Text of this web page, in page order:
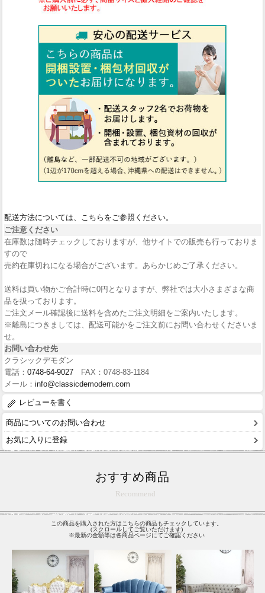
配送方法については、こちらをご参照ください。
ご注意ください
在庫数は随時チェックしておりますが、他サイトでの販売も行っておりま
すので
売約在庫切れになる場合がございます。あらかじめご了承ください。
送料は買い物かご合計時に0円となりますが、弊社では大小さまざまな商
品を扱っております。
ご注文メール確認後に送料を含めたご注文明細をご案内いたします。
※離島につきましては、配送可能かをご注文前にお問い合わせくださいま
せ。
お問い合わせ先
クラシックデモダン
電話： 0748-64-9027 FAX：0748-83-1184
メール： info@classicdemodern.com
レビューを書く
商品についてのお問い合わせ
お気に入りに登録
おすすめ商品
Recommend
この商品を購入された方はこちらの商品もチェックしています。
(スクロールしてご覧いただけます)
※最新の金額等は各商品ページにてご確認ください